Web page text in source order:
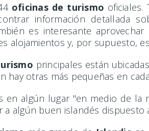
oficinas de turismo
información detallada
es interesante
alojamientos y, por supuesto,
principales están
hay otras más pequeñas en
en algún lugar "en medio de la
a algún buen islandés